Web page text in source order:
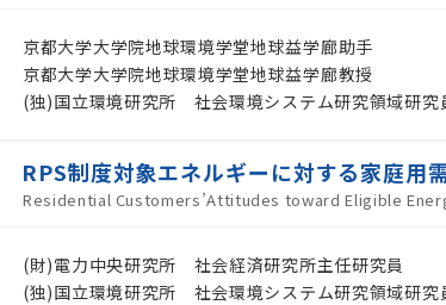
京都大学大学院地球環境学堂地球益学廊助手
京都大学大学院地球環境学堂地球益学廊教授
(独)国立環境研究所 社会環境システム研究領域研究
RPS制度対象エネルギーに対する家庭用
Residential Customers’Attitudes toward Eligible
(財)電力中央研究所 社会経済研究所主任研究員
(独)国立環境研究所 社会環境システム研究領域研究